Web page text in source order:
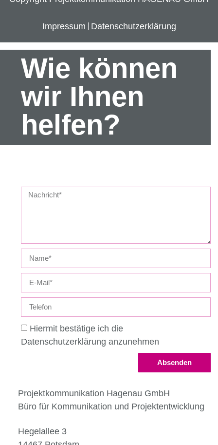
Impressum Datenschutz­erklärung
Wie können
wir Ihnen
helfen?
Hiermit bestätige ich die
Datenschutzerklärung anzunehmen
Absenden
Projektkommunikation Hagenau GmbH
Büro für Kommunikation und Projektentwicklung
Hegelallee 3